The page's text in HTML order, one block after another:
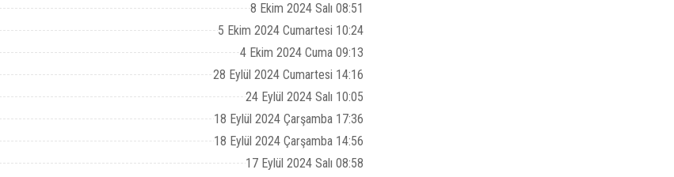
8 Ekim 2024 Salı 08:51
5 Ekim 2024 Cumartesi 10:24
4 Ekim 2024 Cuma 09:13
28 Eylül 2024 Cumartesi 14:16
24 Eylül 2024 Salı 10:05
18 Eylül 2024 Çarşamba 17:36
18 Eylül 2024 Çarşamba 14:56
17 Eylül 2024 Salı 08:58